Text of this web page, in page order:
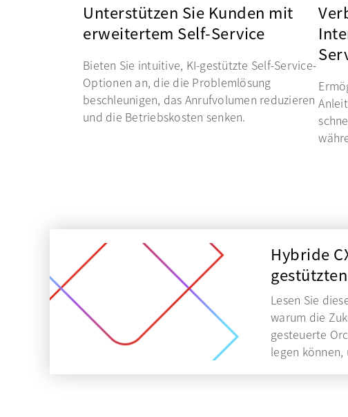
Unterstützen Sie Kunden mit
erweitertem Self-Service
Bieten Sie intuitive, KI-gestützte Self-Service-
Optionen an, die die Problemlösung
beschleunigen, das Anrufvolumen reduzieren
und die Betriebskosten senken.
Hybride
Lesen Sie
warum die
gesteuerte
legen können,